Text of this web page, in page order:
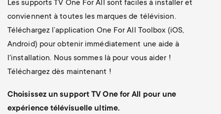
Les supports TV One For All sont faciles à installer et
conviennent à toutes les marques de télévision.
Téléchargez l’application One For All Toolbox (iOS,
Android) pour obtenir immédiatement une aide à
l'installation. Nous sommes là pour vous aider !
Téléchargez dès maintenant !
Choisissez un support TV One for All pour une
expérience télévisuelle ultime.